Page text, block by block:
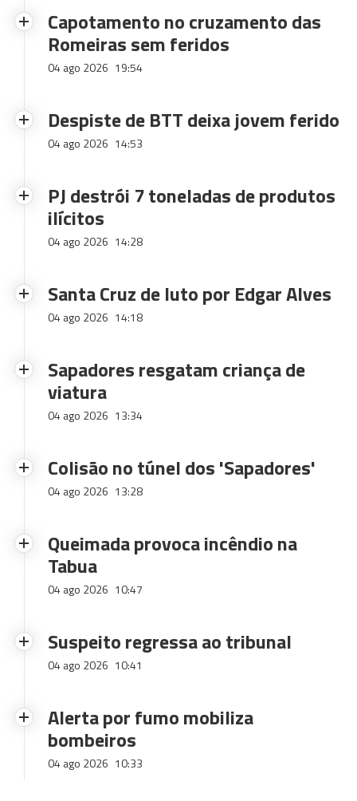
Capotamento no cruzamento das
Romeiras sem feridos
04 ago 2026 19:54
Despiste de BTT deixa jovem ferido
04 ago 2026 14:53
PJ destrói 7 toneladas de produtos
ilícitos
04 ago 2026 14:28
Santa Cruz de luto por Edgar Alves
04 ago 2026 14:18
Sapadores resgatam criança de
viatura
04 ago 2026 13:34
Colisão no túnel dos 'Sapadores'
04 ago 2026 13:28
Queimada provoca incêndio na
Tabua
04 ago 2026 10:47
Suspeito regressa ao tribunal
04 ago 2026 10:41
Alerta por fumo mobiliza
bombeiros
04 ago 2026 10:33